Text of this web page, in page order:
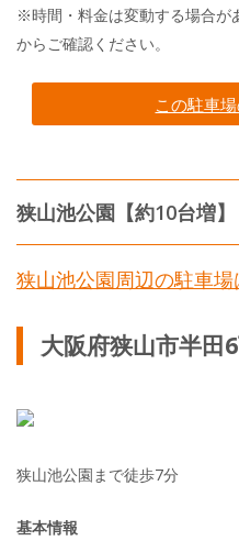
※時間・料金は変動する場合が
からご確認ください。
この駐車
狭山池公園【約10台増】
狭山池公園周辺の駐車場
大阪府狭山市半田
狭山池公園まで徒歩7分
基本情報